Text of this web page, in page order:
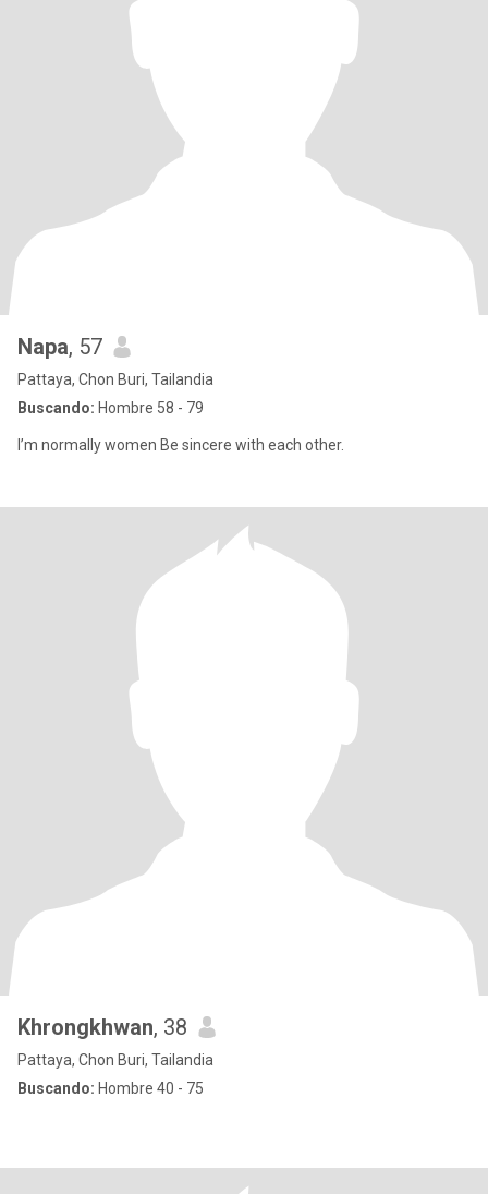
Napa, 57
Pattaya, Chon Buri, Tailandia
Buscando: Hombre 58 - 79
I’m normally women Be sincere with each other.
Khrongkhwan, 38
Pattaya, Chon Buri, Tailandia
Buscando: Hombre 40 - 75